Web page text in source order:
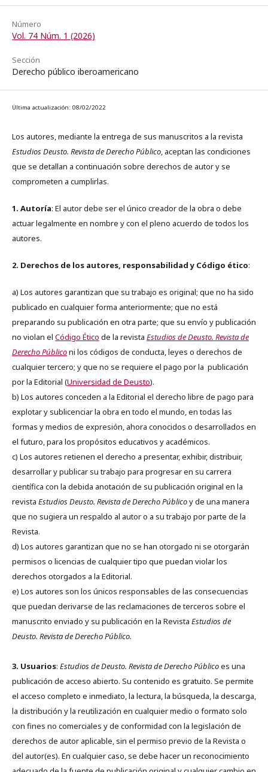
Número
Vol. 74 Núm. 1 (2026)
Sección
Derecho público iberoamericano
Última actualización: 08/02/2022
Los autores, mediante la entrega de sus manuscritos a la revista
Estudios Deusto. Revista de Derecho Público, aceptan las condiciones
que se detallan a continuación sobre derechos de autor y se
comprometen a cumplirlas.
1. Autoría: El autor debe ser el único creador de la obra o debe
actuar legalmente en nombre y con el pleno acuerdo de todos los
autores.
2. Derechos de los autores, responsabilidad y Código ético:
a) Los autores garantizan que su trabajo es original; que no ha sido
publicado en cualquier forma anteriormente; que no está
preparando su publicación en otra parte; que su envío y publicación
no violan el Código Ético de la revista Estudios de Deusto. Revista de
Derecho Públiconi los códigos de conducta, leyes o derechos de
cualquier tercero; y que no se requiere el pago por la publicación
por la Editorial (Universidad de Deusto).
b) Los autores conceden a la Editorial el derecho libre de pago para
explotar y sublicenciar la obra en todo el mundo, en todas las
formas y medios de expresión, ahora conocidos o desarrollados en
el futuro, para los propósitos educativos y académicos.
c) Los autores retienen el derecho a presentar, exhibir, distribuir,
desarrollar y publicar su trabajo para progresar en su carrera
científica con la debida anotación de su publicación original en la
revista Estudios Deusto. Revista de Derecho Públicoy de una manera
que no sugiera un respaldo al autor o a su trabajo por parte de la
Revista.
d) Los autores garantizan que no se han otorgado ni se otorgarán
permisos o licencias de cualquier tipo que puedan violar los
derechos otorgados a la Editorial.
e) Los autores son los únicos responsables de las consecuencias
que puedan derivarse de las reclamaciones de terceros sobre el
manuscrito enviado y su publicación en la Revista Estudios de
Deusto. Revista de Derecho Público.
3. Usuarios: Estudios de Deusto. Revista de Derecho Públicoes una
publicación de acceso abierto. Su contenido es gratuito. Se permite
el acceso completo e inmediato, la lectura, la búsqueda, la descarga,
la distribución y la reutilización en cualquier medio o formato solo
con fines no comerciales y de conformidad con la legislación de
derechos de autor aplicable, sin el permiso previo de la Revista o
del autor(es). En cualquier caso, se debe hacer un reconocimiento